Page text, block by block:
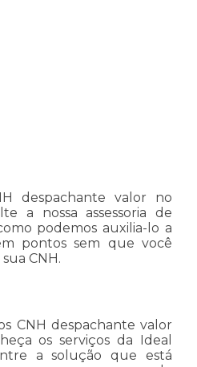
despachante valor no
a nossa assessoria de
podemos auxilia-lo a
pontos sem que você
CNH.
CNH despachante valor
os serviços da Ideal
a solução que está